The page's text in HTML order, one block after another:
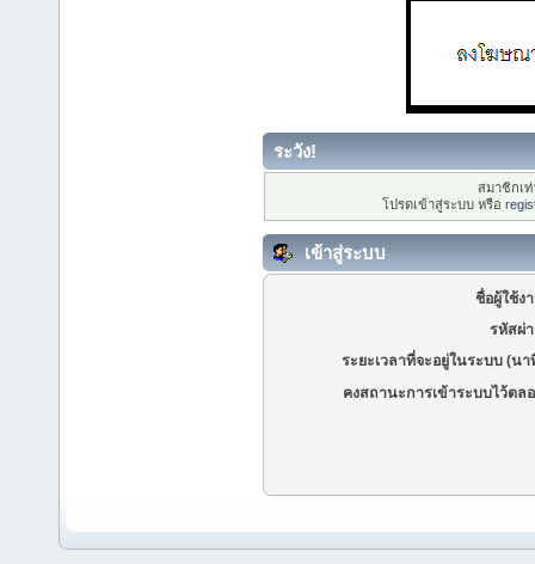
ระวัง!
สมาชิกเ
โปรดเข้าสู่ระบบ หรือ
เข้าสู่ระบบ
ชื่อผู้ใช้ง
รหัสผ่
ระยะเวลาที่จะอยู่ในระบบ (นา
คงสถานะการเข้าระบบไว้ตล